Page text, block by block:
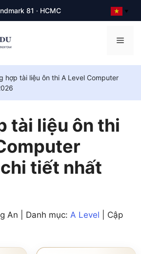
81 · HCMC ▼
hợp tài liệu ôn thi A Level Computer
tài liệu ôn thi
tiết nhất
An | Danh mục: A Level | Cập